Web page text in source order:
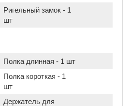
Ригельный замок - 1
шт
Полка длинная - 1 шт
Полка короткая - 1
шт
Держатель для